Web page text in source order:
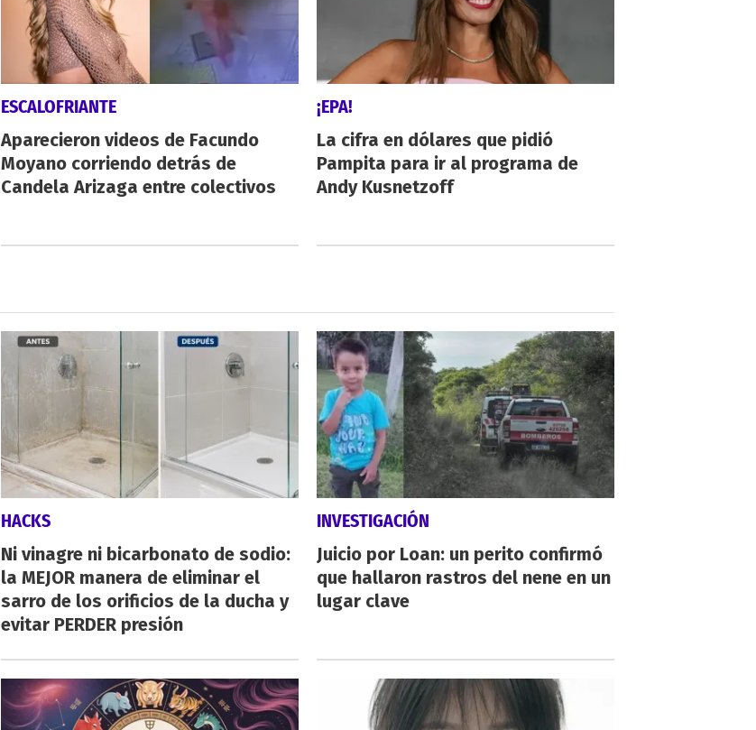
ESCALOFRIANTE
Aparecieron videos de Facundo
Moyano corriendo detrás de
Candela Arizaga entre colectivos
¡EPA!
La cifra en dólares que pidió
Pampita para ir al programa de
Andy Kusnetzoff
HACKS
Ni vinagre ni bicarbonato de sodio:
la MEJOR manera de eliminar el
sarro de los orificios de la ducha y
evitar PERDER presión
INVESTIGACIÓN
Juicio por Loan: un perito confirmó
que hallaron rastros del nene en un
lugar clave